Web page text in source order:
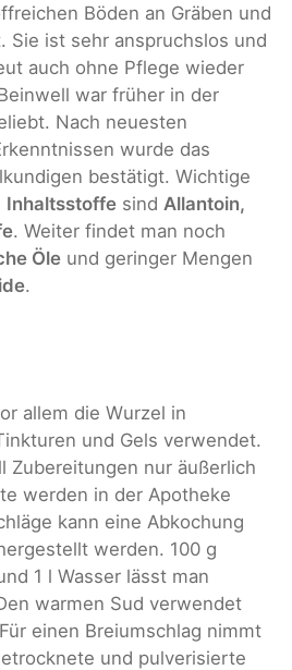
Böden an Gräben und
Sie ist sehr anspruchslos und
auch ohne Pflege wieder
war früher in der
Nach neuesten
wurde das
bestätigt. Wichtige
Inhaltsstoffe sind Allantoin,
. Weiter findet man noch
Öle und geringer Mengen
.
allem die Wurzel in
und Gels verwendet.
Zubereitungen nur äußerlich
werden in der Apotheke
kann eine Abkochung
werden. 100 g
1 l Wasser lässt man
warmen Sud verwendet
einen Breiumschlag nimmt
und pulverisierte